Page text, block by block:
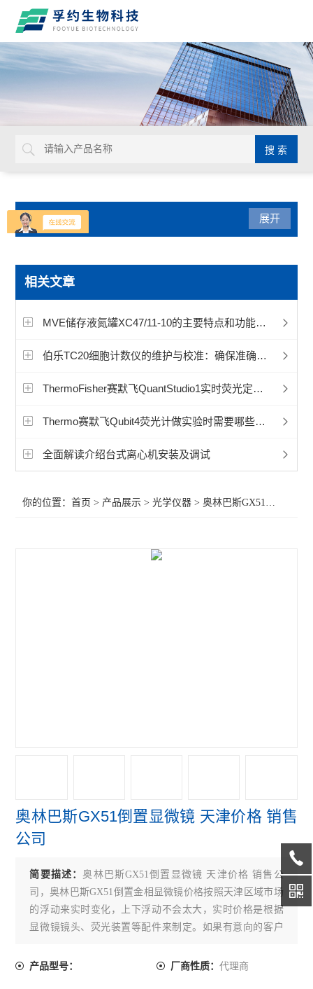
产品分类
USHIO牛尾检查光源装置检查灯
显微镜相机
徕卡Mateo TL倒置数字显微镜
孚约显微镜摄像头相机
蔡司Axioscope 7光学显微镜
相差显微镜
奥林巴斯BX51荧光显微镜
奥林巴斯CKX31倒置显微镜
奥林巴斯CKX41倒置显微镜
Leica徕卡S9 E体视显微镜
尼康SMZ1270体视显微镜
展开
相关文章
MVE储存液氮罐XC47/11-10的主要特点和功能包括哪些
伯乐TC20细胞计数仪的维护与校准：确保准确性的关键
ThermoFisher赛默飞QuantStudio1实时荧光定量PCR日常保养维护
Thermo赛默飞Qubit4荧光计做实验时需要哪些试剂和耗材
全面解读介绍台式离心机安装及调试
你的位置：首页 > 产品展示 >光学仪器 >奥林巴斯GX51倒置显微镜
奥林巴斯GX51倒置显微镜 天津价格 销售
公司
简要描述： 奥林巴斯GX51倒置显微镜 天津价格 销售公
司，奥林巴斯GX51倒置金相显微镜价格按照天津区域市场
的浮动来实时变化，上下浮动不会太大，实时价格是根据
显微镜镜头、荧光装置等配件来制定。如果有意向的客户
格。再或者可以在线致电我们。
产品型号： 厂商性质： 代理商